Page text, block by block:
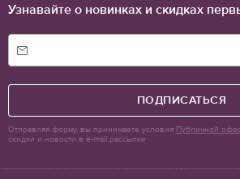
Узнавайте о новинках и скидках
ПОДПИСАТЬСЯ
Отправляя форму, вы принимаете условия Публичной
скидки и новости в e-mail рассылке